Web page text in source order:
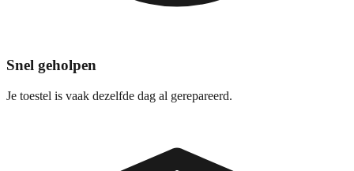
Snel geholpen
Je toestel is vaak dezelfde dag al gerepareerd.